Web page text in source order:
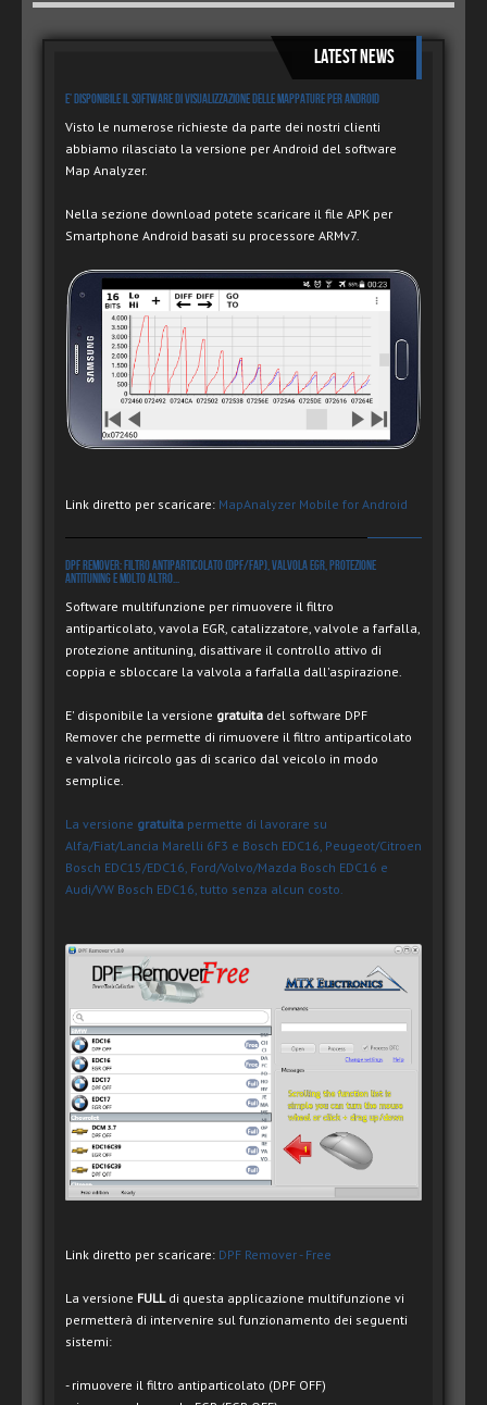
Latest News
E' disponibile il software di visualizzazione delle mappature per Android
Visto le numerose richieste da parte dei nostri clienti
abbiamo rilasciato la versione per Android del software
Map Analyzer.
Nella sezione download potete scaricare il file APK per
Smartphone Android basati su processore ARMv7.
Link diretto per scaricare: MapAnalyzer Mobile for Android
DPF Remover: Filtro antiparticolato (DPF/FAP), valvola EGR, protezione
antituning e molto altro...
Software multifunzione per rimuovere il filtro
antiparticolato, vavola EGR, catalizzatore, valvole a farfalla,
protezione antituning, disattivare il controllo attivo di
coppia e sbloccare la valvola a farfalla dall'aspirazione.
E' disponibile la versione gratuita del software DPF
Remover che permette di rimuovere il filtro antiparticolato
e valvola ricircolo gas di scarico dal veicolo in modo
semplice.
La versione gratuita permette di lavorare su
Alfa/Fiat/Lancia Marelli 6F3 e Bosch EDC16, Peugeot/Citroen
Bosch EDC15/EDC16, Ford/Volvo/Mazda Bosch EDC16 e
Audi/VW Bosch EDC16, tutto senza alcun costo.
Link diretto per scaricare: DPF Remover - Free
La versione FULLdi questa applicazione multifunzione vi
permetterà di intervenire sul funzionamento dei seguenti
sistemi:
- rimuovere il filtro antiparticolato (DPF OFF)